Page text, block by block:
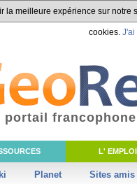
la meilleure expérience sur
cookies. J'ai
L' EMPLOI
Planet Sites amis
portail